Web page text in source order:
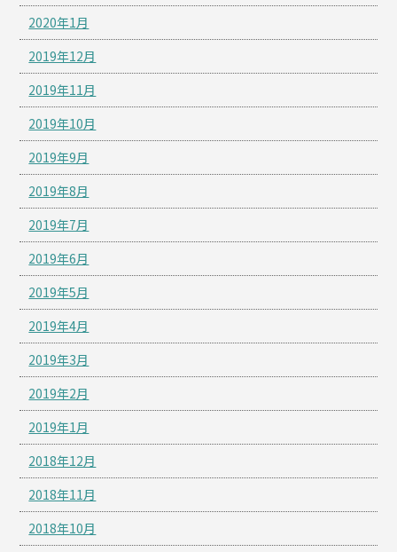
2020年1月
2019年12月
2019年11月
2019年10月
2019年9月
2019年8月
2019年7月
2019年6月
2019年5月
2019年4月
2019年3月
2019年2月
2019年1月
2018年12月
2018年11月
2018年10月